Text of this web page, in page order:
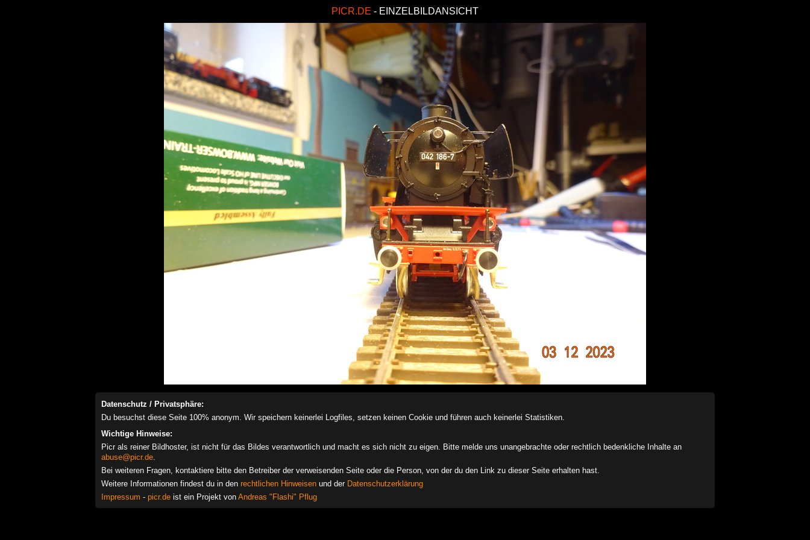
PICR.DE - EINZELBILDANSICHT
Datenschutz / Privatsphäre:
Du besuchst diese Seite 100% anonym. Wir speichern keinerlei Logfiles, setzen keinen Cookie und führen auch keinerlei Statistiken.
Wichtige Hinweise:
Picr als reiner Bildhoster, ist nicht für das Bildes verantwortlich und macht es sich nicht zu eigen. Bitte melde uns unangebrachte oder rechtlich bedenkliche Inhalte an
abuse@picr.de.
Bei weiteren Fragen, kontaktiere bitte den Betreiber der verweisenden Seite oder die Person, von der du den Link zu dieser Seite erhalten hast.
Weitere Informationen findest du in den rechtlichen Hinweisen und der Datenschutzerklärung
Impressum - picr.de ist ein Projekt von Andreas "Flashi" Pflug